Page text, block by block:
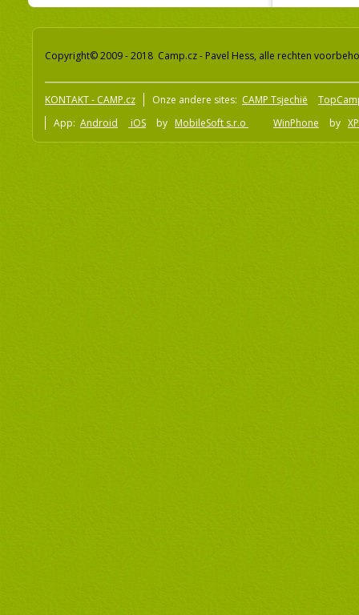
Copyright© 2009 - 2018 Camp.cz - Pavel Hess, alle rechten
KONTAKT - CAMP.cz Onze andere sites: CAMP Tsjechië
App: Android iOS by MobileSoft s.r.o WinPhone by